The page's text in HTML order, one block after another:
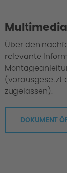
Über den
relevante
(vorausgesetzt
zugelassen).
DOKUMENT